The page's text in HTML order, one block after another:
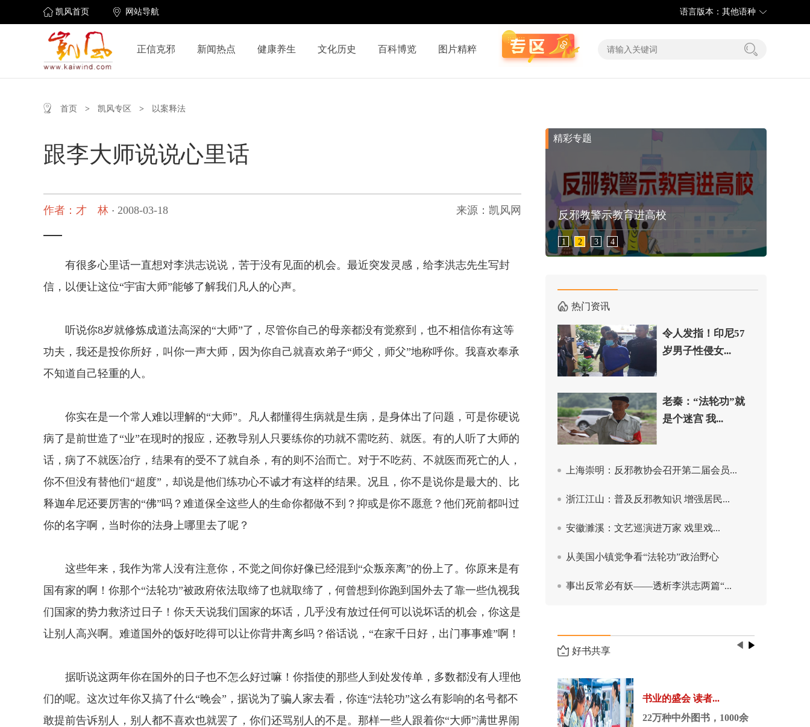
凯风首页 网站导航 语言版本：其他语种
正信克邪 新闻热点 健康养生 文化历史 百科博览 图片精粹
首页 > 凯风专区 > 以案释法
跟李大师说说心里话
作者：才 林 · 2008-03-18 来源：凯风网
有很多心里话一直想对李洪志说说，苦于没有见面的机会。最近突发灵感，给李洪志先生写封
信，以便让这位“宇宙大师”能够了解我们凡人的心声。
听说你8岁就修炼成道法高深的“大师”了，尽管你自己的母亲都没有觉察到，也不相信你有这等
功夫，我还是投你所好，叫你一声大师，因为你自己就喜欢弟子“师父，师父”地称呼你。我喜欢奉承
不知道自己轻重的人。
你实在是一个常人难以理解的“大师”。凡人都懂得生病就是生病，是身体出了问题，可是你硬说
病了是前世造了“业”在现时的报应，还教导别人只要练你的功就不需吃药、就医。有的人听了大师的
话，病了不就医冶疗，结果有的受不了就自杀，有的则不治而亡。对于不吃药、不就医而死亡的人，
你不但没有替他们“超度”，却说是他们练功心不诚才有这样的结果。况且，你不是说你是最大的、比
释迦牟尼还要厉害的“佛”吗？难道保全这些人的生命你都做不到？抑或是你不愿意？他们死前都叫过
你的名字啊，当时你的法身上哪里去了呢？
这些年来，我作为常人没有注意你，不觉之间你好像已经混到“众叛亲离”的份上了。你原来是有
国有家的啊！你那个“法轮功”被政府依法取缔了也就取缔了，何曾想到你跑到国外去了靠一些仇视我
们国家的势力救济过日子！你天天说我们国家的坏话，几乎没有放过任何可以说坏话的机会，你这是
让别人高兴啊。难道国外的饭好吃得可以让你背井离乡吗？俗话说，“在家千日好，出门事事难”啊！
据听说这两年你在国外的日子也不怎么好过嘛！你指使的那些人到处发传单，多数都没有人理他
们的呢。这次过年你又搞了什么“晚会”，据说为了骗人家去看，你连“法轮功”这么有影响的名号都不
敢提前告诉别人，别人都不喜欢也就罢了，你们还骂别人的不是。那样一些人跟着你“大师”满世界闹